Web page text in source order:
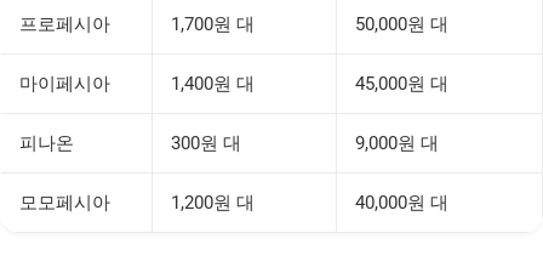
프로페시아 1,700원 대 50,000원 대
마이페시아 1,400원 대 45,000원 대
피나온 300원 대 9,000원 대
모모페시아 1,200원 대 40,000원 대